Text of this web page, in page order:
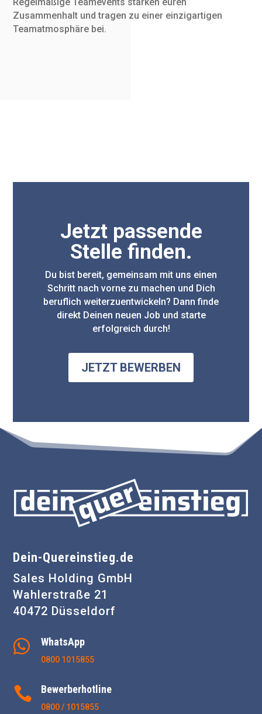
Zusammenhalt und tragen zu einer einzigartigen
Teamatmosphäre bei.
Jetzt passende
Stelle finden.
Du bist bereit, gemeinsam mit uns einen
Schritt nach vorne zu machen und Dich
beruflich weiterzuentwickeln? Dann finde
direkt Deinen neuen Job und starte
erfolgreich durch!
JETZT BEWERBEN
Dein-Quereinstieg.de
Sales Holding GmbH
Wahlerstraße 21
40472 Düsseldorf
 WhatsApp
0800 1015855
 Bewerberhotline
0800 / 1015855